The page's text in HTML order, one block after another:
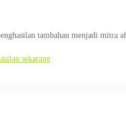
tambahan menjadi mitra
sekarang